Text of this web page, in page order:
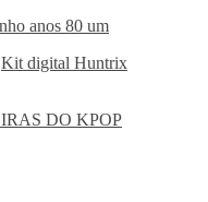
anos 80 um
Kit digital Huntrix
DO KPOP